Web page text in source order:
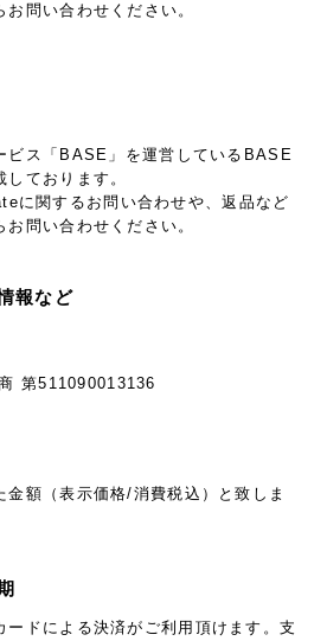
お問い合わせください。
ビス「BASE」を運営しているBASE
ております。
に関するお問い合わせや、返品など
お問い合わせください。
報など
第511090013136
金額（表示価格/消費税込）と致しま
ードによる決済がご利用頂けます。支